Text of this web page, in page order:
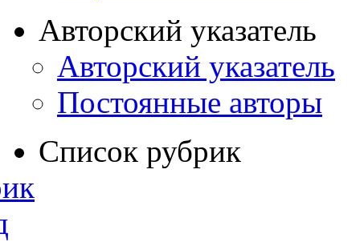
Авторский указатель
Авторский указатель
Постоянные авторы
Список рубрик